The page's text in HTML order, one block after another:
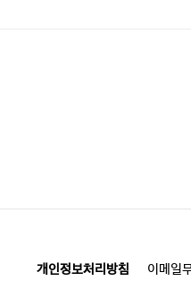
개인정보처리방침 이메일